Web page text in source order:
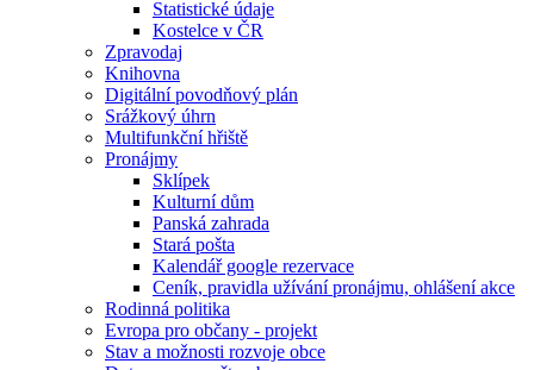
Statistické údaje
Kostelce v ČR
Zpravodaj
Knihovna
Digitální povodňový plán
Srážkový úhrn
Multifunkční hřiště
Pronájmy
Sklípek
Kulturní dům
Panská zahrada
Stará pošta
Kalendář google rezervace
Ceník, pravidla užívání pronájmu, ohlášení akce
Rodinná politika
Evropa pro občany - projekt
Stav a možnosti rozvoje obce